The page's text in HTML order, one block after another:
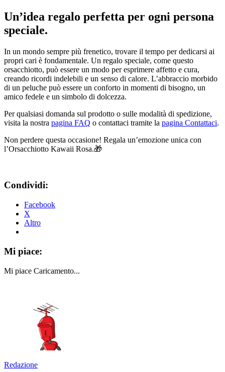
Un’idea regalo perfetta per ogni persona
speciale.
In un mondo sempre più frenetico, trovare il tempo per dedicarsi ai
propri cari è fondamentale. Un regalo speciale, come questo
orsacchiotto, può essere un modo per esprimere affetto e cura,
creando ricordi indelebili e un senso di calore. L’abbraccio morbido
di un peluche può essere un conforto in momenti di bisogno, un
amico fedele e un simbolo di dolcezza.
Per qualsiasi domanda sul prodotto o sulle modalità di spedizione,
visita la nostra pagina FAQ o contattaci tramite la pagina Contattaci.
Non perdere questa occasione! Regala un’emozione unica con
l’Orsacchiotto Kawaii Rosa.🎁
Condividi:
Facebook
X
Altro
Mi piace:
Mi piace Caricamento...
Redazione